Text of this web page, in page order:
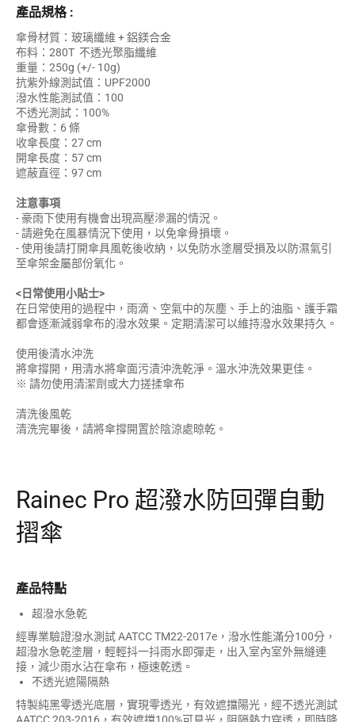
產品規格 :
傘骨材質：玻璃纖維 + 鋁鎂合金
布料：280T 不透光聚脂纖維
重量：250g (+/- 10g)
抗紫外線測試值：UPF2000
潑水性能測試值：100
不透光測試：100%
傘骨數：6 條
收傘長度：27 cm
開傘長度：57 cm
遮蔽直徑：97 cm
注意事項
- 豪雨下使用有機會出現高壓滲漏的情況。
- 請避免在風暴情況下使用，以免傘骨損壞。
- 使用後請打開傘具風乾後收納，以免防水塗層受損及以防濕氣引
至傘架金屬部份氧化。
<日常使用小貼士>
在日常使用的過程中，雨滴、空氣中的灰塵、手上的油脂、護手霜
都會逐漸減弱傘布的潑水效果。定期清潔可以維持潑水效果持久。
使用後清水沖洗
將傘撐開，用清水將傘面污漬沖洗乾淨。溫水沖洗效果更佳。
※ 請勿使用清潔劑或大力搓揉傘布
清洗後風乾
清洗完畢後，請將傘撐開置於陰涼處晾乾。
Rainec Pro 超潑水防回彈自動
摺傘
產品特點
超潑水急乾
經專業驗證潑水測試 AATCC TM22-2017e，潑水性能滿分100分，
超潑水急乾塗層，輕輕抖一抖雨水即彈走，出入室內室外無縫連
接，減少雨水沾在傘布，極速乾透。
不透光遮陽隔熱
特製純黑零透光底層，實現零透光，有效遮擋陽光，經不透光測試